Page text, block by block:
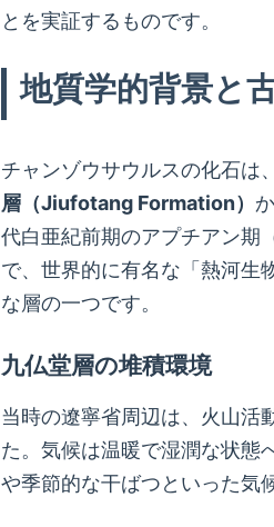
とを実証するものです。
地質学的背景と
チャンゾウサウルスの化石は
層（Jiufotang Formation）
代白亜紀前期のアプチアン期
で、世界的に有名な「熱河
な層の一つです。
九仏堂層の堆積環境
当時の遼寧省周辺は、火山活
た。気候は温暖で湿潤な状態
や季節的な干ばつといった気